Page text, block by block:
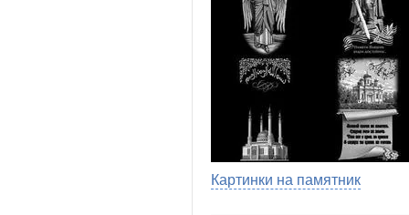
Картинки на памятник